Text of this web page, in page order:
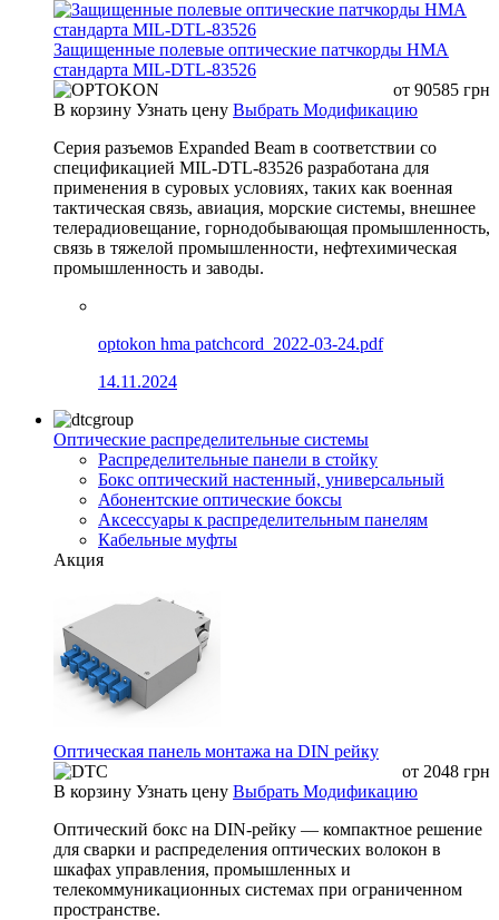
Защищенные полевые оптические патчкорды HMA
стандарта MIL-DTL-83526
от 90585 грн
В корзину Узнать цену Выбрать Модификацию
Серия разъемов Expanded Beam в соответствии со
спецификацией MIL-DTL-83526 разработана для
применения в суровых условиях, таких как военная
тактическая связь, авиация, морские системы, внешнее
телерадиовещание, горнодобывающая промышленность,
связь в тяжелой промышленности, нефтехимическая
промышленность и заводы.
optokon hma patchcord_2022-03-24.pdf
14.11.2024
Оптические распределительные системы
Распределительные панели в стойку
Бокс оптический настенный, универсальный
Абонентские оптические боксы
Аксессуары к распределительным панелям
Кабельные муфты
Акция
Оптическая панель монтажа на DIN рейку
от 2048 грн
В корзину Узнать цену Выбрать Модификацию
Оптический бокс на DIN-рейку — компактное решение
для сварки и распределения оптических волокон в
шкафах управления, промышленных и
телекоммуникационных системах при ограниченном
пространстве.